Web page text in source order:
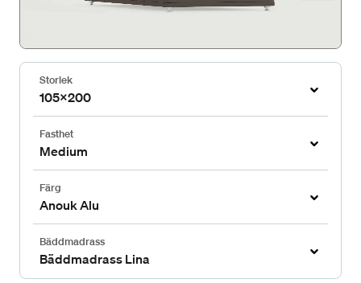
Storlek
105x200
Fasthet
Medium
Färg
Anouk Alu
Bäddmadrass
Bäddmadrass Lina